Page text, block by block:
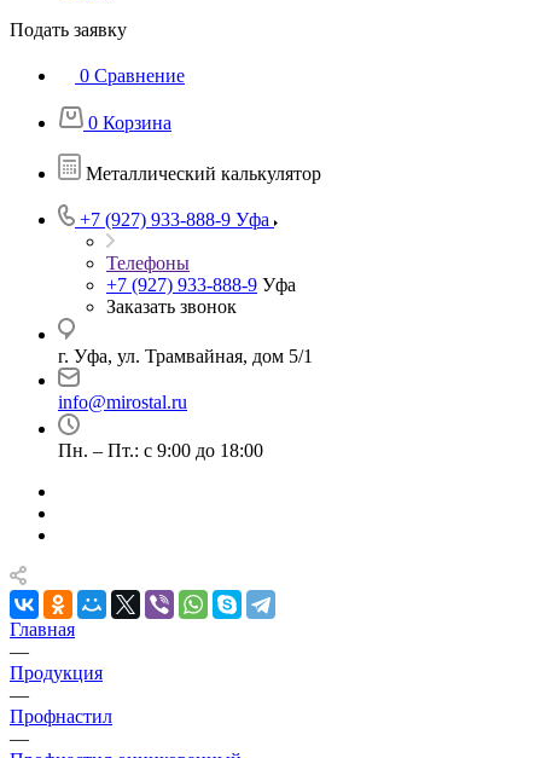
Подать заявку
0 Сравнение
0 Корзина
Металлический калькулятор
+7 (927) 933-888-9 Уфа
Телефоны
+7 (927) 933-888-9 Уфа
Заказать звонок
г. Уфа, ул. Трамвайная, дом 5/1
info@mirostal.ru
Пн. – Пт.: с 9:00 до 18:00
Главная
—
Продукция
—
Профнастил
—